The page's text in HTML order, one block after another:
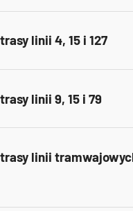
linii 4, 15 i 127
linii 9, 15 i 79
linii